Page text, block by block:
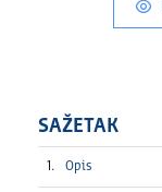
SAŽETAK
Opis